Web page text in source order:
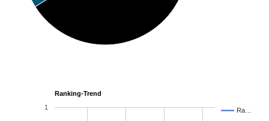
Ranking-Trend
Ra…
1